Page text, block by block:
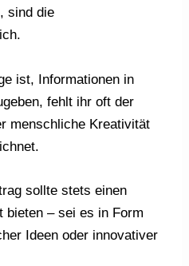
sind die
ist, Informationen in
fehlt ihr oft der
menschliche Kreativität
sollte stets einen
bieten – sei es in Form
Ideen oder innovativer